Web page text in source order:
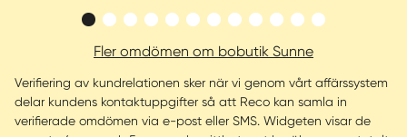
Fler omdömen om bobutik Sunne
Verifiering av kundrelationen sker när vi genom vårt affärssystem
delar kundens kontaktuppgifter så att Reco kan samla in
verifierade omdömen via e-post eller SMS. Widgeten visar de